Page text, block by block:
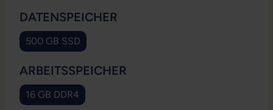
DATENSPEICHER
500 GB SSD
ARBEITSSPEICHER
16 GB DDR4